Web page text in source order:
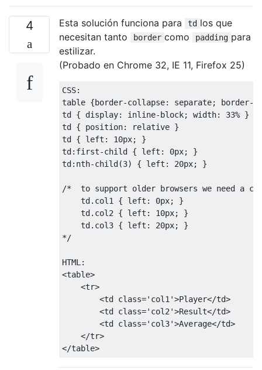
4 Esta solución funciona para td los que
necesitan tanto
border como padding para
estilizar.
(Probado en Chrome 32, IE 11, Firefox 25)
CSS:
table {border-collapse: separate; border-
td { display: inline-block; width: 33% }
td { position: relative }
td { left : 10px; }
td: first-child { left : 0px; }
td: nth-child(3) { left : 20px; }
/*  to support older browsers we need a
    td.col1 { left: 0px; }
    td.col2 { left: 10px; }
    td.col3 { left: 20px; }
*/
HTML :
<table>
<tr>
<td class='col1'>Player</td>
<td class='col2'>Result</td>
<td class='col3'>Average</td>
</tr>
</table>